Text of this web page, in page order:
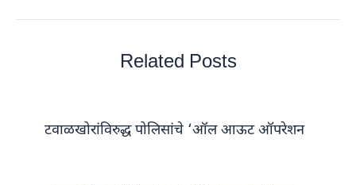
Related Posts
टवाळखोरांविरुद्ध पोलिसांचे ‘ऑल आऊट ऑपरेशन